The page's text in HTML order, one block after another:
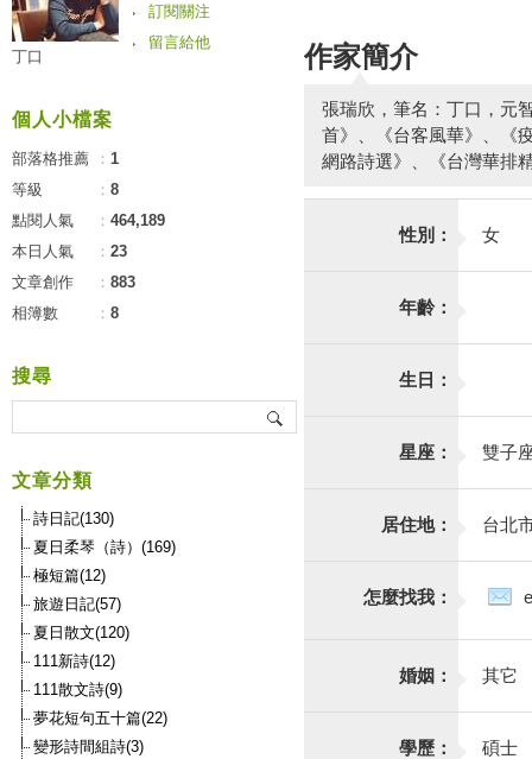
作家簡介
張瑞欣，筆名：丁口，元
首》、《台客風華》、《
網路詩選》、《台灣華排
性別： 女
年齡：
生日：
星座： 雙子
居住地： 台北
怎麼找我：
婚姻： 其它
學歷： 碩士
訂閱關注
留言給他
丁口
個人小檔案
部落格推薦 ： 1
等級
： 8
點閱人氣
： 464,189
本日人氣
： 23
文章創作
： 883
相簿數
： 8
搜尋
文章分類
詩日記(130)
夏日柔琴（詩）(169)
極短篇(12)
旅遊日記(57)
夏日散文(120)
111新詩(12)
111散文詩(9)
夢花短句五十篇(22)
變形詩間組詩(3)